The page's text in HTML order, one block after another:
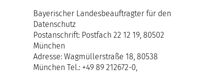
Bayerischer Landesbeauftragter für den
Datenschutz
Postanschrift: Postfach 22 12 19, 80502
München
Adresse: Wagmüllerstraße 18, 80538
München Tel.: +49 89 212672-0,